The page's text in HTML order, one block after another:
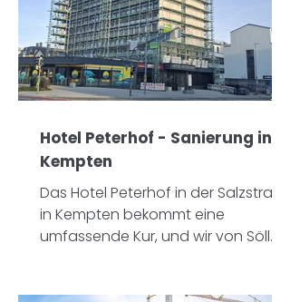
Hotel Peterhof - Sanierung in
Kempten
Das Hotel Peterhof in der Salzstraße
in Kempten bekommt eine
umfassende Kur, und wir von Söll